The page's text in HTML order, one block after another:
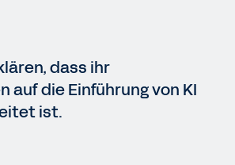
dass ihr
auf die Einführung von KI
ist.